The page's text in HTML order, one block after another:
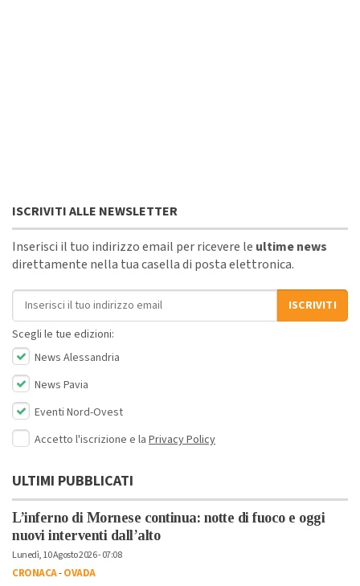
ISCRIVITI ALLE NEWSLETTER
Inserisci il tuo indirizzo email per ricevere le ultime news
direttamente nella tua casella di posta elettronica.
Indirizzo email
ISCRIVITI
Scegli le tue edizioni:
News Alessandria
News Pavia
Eventi Nord-Ovest
Accetto l'iscrizione e la Privacy Policy
ULTIMI PUBBLICATI
L’inferno di Mornese continua: notte di fuoco e oggi
nuovi interventi dall’alto
Lunedì, 10 Agosto 2026 - 07:08
CRONACA-OVADA